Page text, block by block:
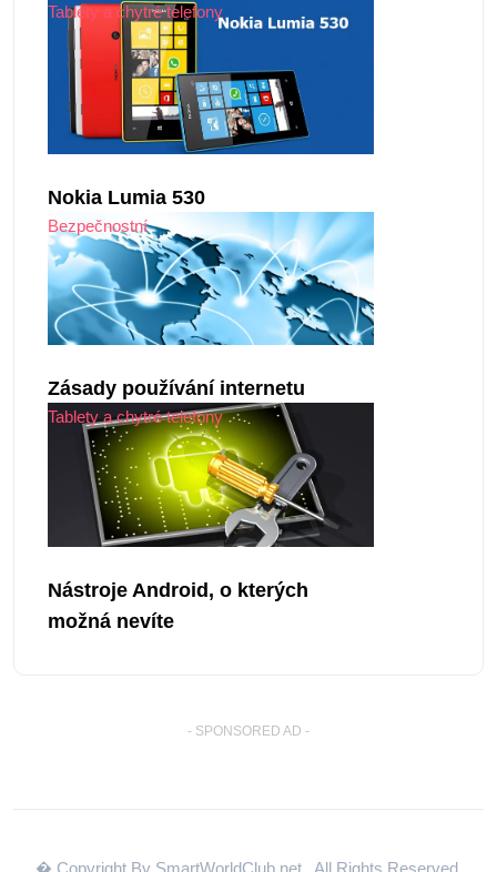
Tablety a chytré telefony
Nokia Lumia 530
Bezpečnostní
Zásady používání internetu
Tablety a chytré telefony
Nástroje Android, o kterých
možná nevíte
- SPONSORED AD -